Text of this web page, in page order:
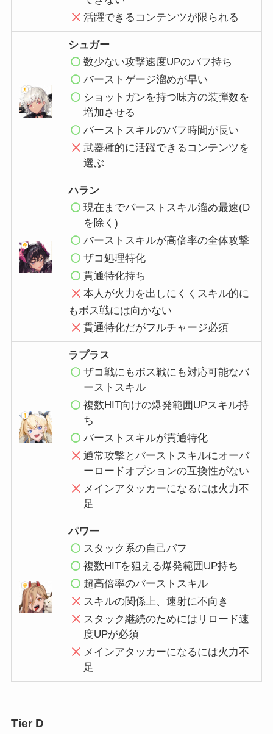
活躍できるコンテンツが限られる
シュガー
数少ない攻撃速度UPのバフ持ち
バーストゲージ溜めが早い
ショットガンを持つ味方の装弾数を
増加させる
バーストスキルのバフ時間が長い
武器種的に活躍できるコンテンツを
選ぶ
ハラン
現在までバーストスキル溜め最速(D
を除く)
バーストスキルが高倍率の全体攻撃
ザコ処理特化
貫通特化持ち
本人が火力を出 しにくくスキル的に
もボス戦には向かない
貫通特化だがフルチャージ必須
ラプラス
ザコ戦にもボス戦にも対応可能なバ
ーストスキル
複数HIT向けの爆発範囲UPスキル持
ち
バーストスキルが貫通特化
通常攻撃とバーストスキルにオーバ
ーロードオプションの互換性がない
メインアタッカーになるには火力不
足
パワー
スタック系の自己バフ
複数HITを狙える爆発範囲UP持ち
超高倍率のバーストスキル
スキルの関係上、速射に不向き
スタック継続のためにはリロード速
度UPが必須
メインアタッカーになるには火力不
足
Tier D